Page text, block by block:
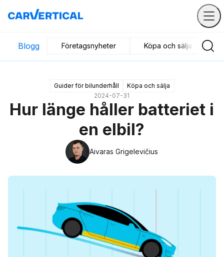
Blogg Företagsnyheter Köpa och sälja
Guider för bilunderhåll
Köpa och sälja
2024-07-31
Hur länge håller batteriet i
en elbil?
Aivaras Grigelevičius